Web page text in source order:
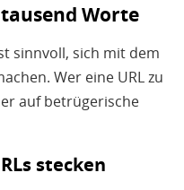
Worte
sinnvoll, sich mit dem
Wer eine URL zu
auf betrügerische
stecken